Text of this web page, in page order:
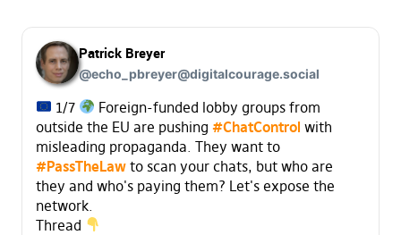
Patrick Breyer
@echo_pbreyer@digitalcourage.social
1/7
Foreign-funded lobby groups from
outside the EU are pushing #ChatControl with
misleading propaganda. They want to
#PassTheLawto scan your chats, but who are
they and who's paying them? Let's expose the
network.
Thread